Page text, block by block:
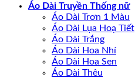
Áo Dài Truyền Thống nữ
Áo Dài Trơn 1 Màu
Áo Dài Lụa Hoạ Tiết
Áo Dài Trắng
Áo Dài Hoa Nhí
Áo Dài Hoa Sen
Áo Dài Thêu